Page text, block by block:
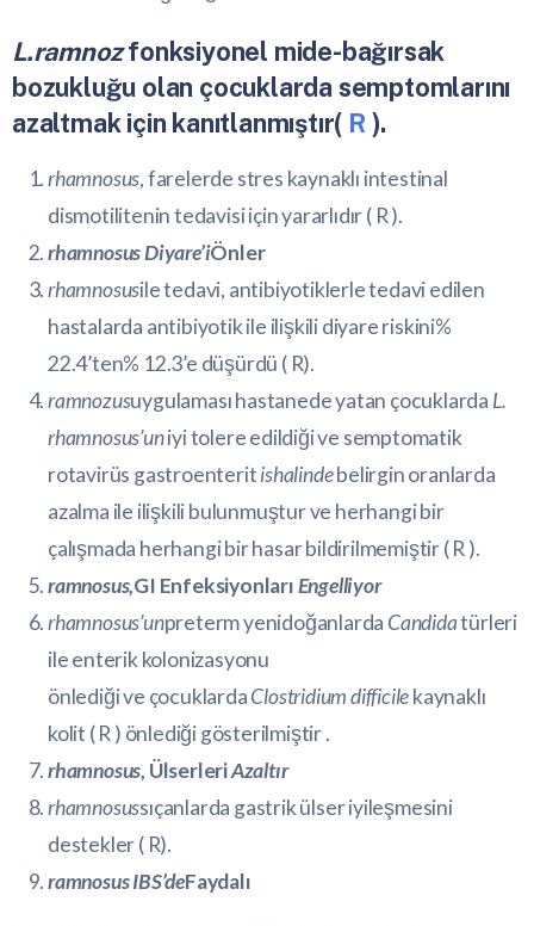
L.ramnozfonksiyonel mide-bağırsak
bozukluğu olan çocuklarda semptomlarını
azaltmak için kanıtlanmıştır( R ).
rhamnosus, farelerde stres kaynaklı intestinal
dismotilitenin tedavisi için yararlıdır ( R).
rhamnosus Diyare’iÖnler
rhamnosusile tedavi, antibiyotiklerle tedavi edilen
hastalarda antibiyotik ile ilişkili diyare riskini%
22.4’ten% 12.3’e düşürdü ( R).
ramnozusuygulaması hastanede yatan çocuklarda L.
rhamnosus’uniyi tolere edildiği ve semptomatik
rotavirüs gastroenteritishalindebelirgin oranlarda
azalma ile ilişkili bulunmuştur ve herhangi bir
çalışmada herhangi bir hasar bildirilmemiştir (R ).
ramnosus,GI EnfeksiyonlarıEngelliyor
rhamnosus’unpreterm yenidoğanlarda Candidatürleri
ile enterik kolonizasyonu
önlediği ve çocuklardaClostridium difficilekaynaklı
kolit (R ) önlediği gösterilmiştir .
rhamnosus, ÜlserleriAzaltır
rhamnosussıçanlarda gastrik ülser iyileşmesini
destekler ( R).
ramnosus IBS’deFaydalı